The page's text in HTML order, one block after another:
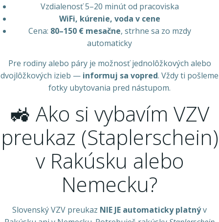
Vzdialenosť 5–20 minút od pracoviska
WiFi, kúrenie, voda v cene
Cena: 80–150 € mesačne, strhne sa zo mzdy
automaticky
Pre rodiny alebo páry je možnosť jednolôžkových alebo
dvojlôžkových izieb — informuj sa vopred. Vždy ti pošleme
fotky ubytovania pred nástupom.
🚜 Ako si vybavím VZV
preukaz (Staplerschein)
v Rakúsku alebo
Nemecku?
Slovenský VZV preukaz NIE JE automaticky platnýv